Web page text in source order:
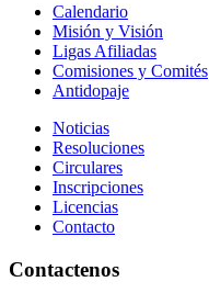
Calendario
Misión y Visión
Ligas Afiliadas
Comisiones y Comités
Antidopaje
Noticias
Resoluciones
Circulares
Inscripciones
Licencias
Contacto
Contactenos